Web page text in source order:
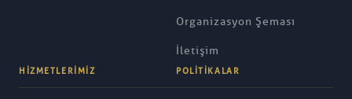
Organizasyon Şeması
İletişim
HIZMETLERIMIZ POLITIKALAR